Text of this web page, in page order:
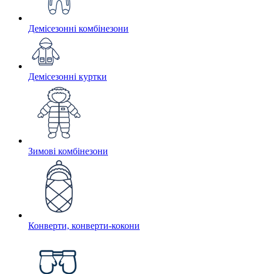
Демісезонні комбінезони
Демісезонні куртки
Зимові комбінезони
Конверти, конверти-кокони